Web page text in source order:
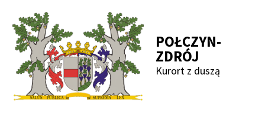
Przejdź
do
menu
Przejdź
do
treści
Przejdź
do
wyszukiwania
Przejdź
do
stopki
POŁCZYN-
ZDRÓJ
Kurort z duszą